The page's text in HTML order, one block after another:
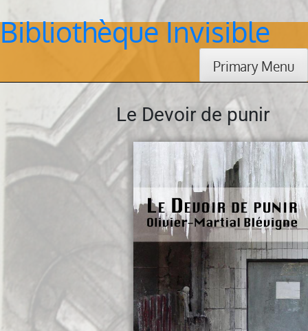
Skip
to
Bibliothèque Invisible
Primary Menu
Le Devoir de punir